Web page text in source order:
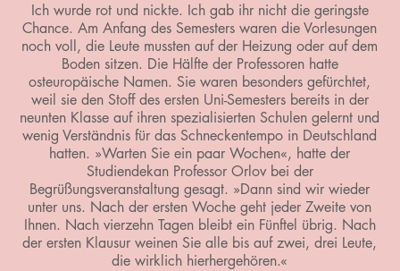
Ich wurde rot und nickte. Ich gab ihr nicht die geringste
Chance. Am Anfang des Semesters waren die Vorlesungen
noch voll, die Leute mussten auf der Heizung oder auf dem
Boden sitzen. Die Hälfte der Professoren hatte
osteuropäische Namen. Sie waren besonders gefürchtet,
weil sie den Stoff des ersten Uni-Semesters bereits in der
neunten Klasse auf ihren spezialisierten Schulen gelernt und
wenig Verständnis für das Schneckentempo in Deutschland
hatten. »Warten Sie ein paar Wochen«, hatte der
Studiendekan Professor Orlov bei der
Begrüßungsveranstaltung gesagt. »Dann sind wir wieder
unter uns. Nach der ersten Woche geht jeder Zweite von
Ihnen. Nach vierzehn Tagen bleibt ein Fünftel übrig. Nach
der ersten Klausur weinen Sie alle bis auf zwei, drei Leute,
die wirklich hierhergehören.«